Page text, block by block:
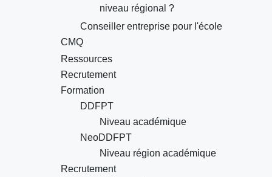
niveau régional ?
Conseiller entreprise pour l'école
CMQ
Ressources
Recrutement
Formation
DDFPT
Niveau académique
NeoDDFPT
Niveau région académique
Recrutement